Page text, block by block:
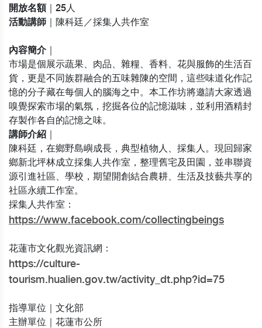
開放名額 ｜25人
活動講師 ｜陳科廷／採集人共作室
內容簡介｜
市場是個展示蔬果、肉品、雜糧、香料、花與服飾的生活百
貨，更是不同族群融合的五味雜陳的空間，這些味道化作記
憶的分子藏在每個人的腦海之中。本工作坊將邀請大家透過
嗅覺探索市場的氣氛，挖掘各位的記憶滋味，並利用酒精封
存製作各自的記憶之味。
講師介紹
陳科廷，在鄉野島嶼成長，典型植物人、採集人。現回歸家
鄉新北坪林成立採集人共作室，整理舊宅及田園，並串聯資
源引進社區、學校，期望開創結合農耕、生活及技藝共享的
社區永續工作室。
採集人共作室：
https://www.facebook.com/collectingbeings
花蓮市文化觀光資訊網：
https://culture-
tourism.hualien.gov.tw/activity_dt.php?id=75
指導單位｜文化部
主辦單位｜花蓮市公所